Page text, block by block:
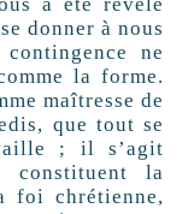
donner à nous
ne
la forme.
maîtresse de
que tout se
; il s’agit
constituent la
foi chrétienne,